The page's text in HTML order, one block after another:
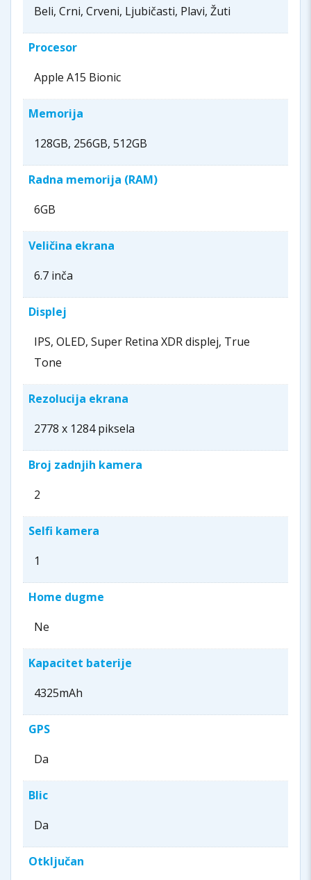
Beli, Crni, Crveni, Ljubičasti, Plavi, Žuti
Procesor
Apple A15 Bionic
Memorija
128GB, 256GB, 512GB
Radna memorija (RAM)
6GB
Veličina ekrana
6.7 inča
Displej
IPS, OLED, Super Retina XDR displej, True
Tone
Rezolucija ekrana
2778 x 1284 piksela
Broj zadnjih kamera
2
Selfi kamera
1
Home dugme
Ne
Kapacitet baterije
4325mAh
GPS
Da
Blic
Da
Otključan